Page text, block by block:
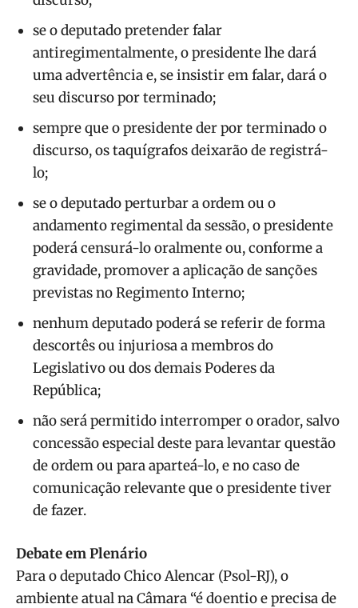
se o deputado pretender falar
antiregimentalmente, o presidente lhe dará
uma advertência e, se insistir em falar, dará o
seu discurso por terminado;
sempre que o presidente der por terminado o
discurso, os taquígrafos deixarão de registrá-
lo;
se o deputado perturbar a ordem ou o
andamento regimental da sessão, o presidente
poderá censurá-lo oralmente ou, conforme a
gravidade, promover a aplicação de sanções
previstas no Regimento Interno;
nenhum deputado poderá se referir de forma
descortês ou injuriosa a membros do
Legislativo ou dos demais Poderes da
República;
não será permitido interromper o orador, salvo
concessão especial deste para levantar questão
de ordem ou para aparteá-lo, e no caso de
comunicação relevante que o presidente tiver
de fazer.
Debate em Plenário
Para o deputado Chico Alencar (Psol-RJ), o
ambiente atual na Câmara “é doentio e precisa de